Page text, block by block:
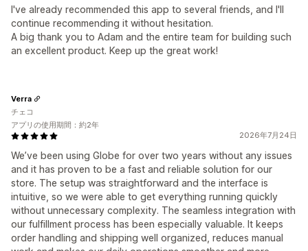
I've already recommended this app to several friends, and I'll
continue recommending it without hesitation.
A big thank you to Adam and the entire team for building such
an excellent product. Keep up the great work!
2026年7月24日
We’ve been using Globe for over two years without any issues
and it has proven to be a fast and reliable solution for our
store. The setup was straightforward and the interface is
intuitive, so we were able to get everything running quickly
without unnecessary complexity. The seamless integration with
our fulfillment process has been especially valuable. It keeps
order handling and shipping well organized, reduces manual
Verra
チェコ
アプリの使用期間：約2年